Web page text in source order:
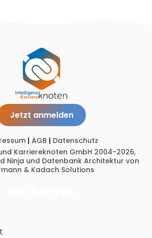
Jetzt anmelden
| AGB | Datenschutz
Karriereknoten GmbH 2004-2026,
Ninja und Datenbank Architektur von
& Kadach Solutions